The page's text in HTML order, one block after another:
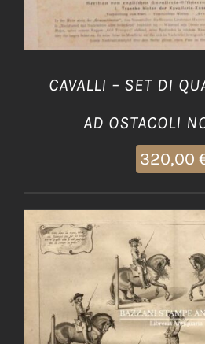
CAVALLI – SET DI
AD OSTACOLI
320,00
AGGIUNGI AL CARRELLO